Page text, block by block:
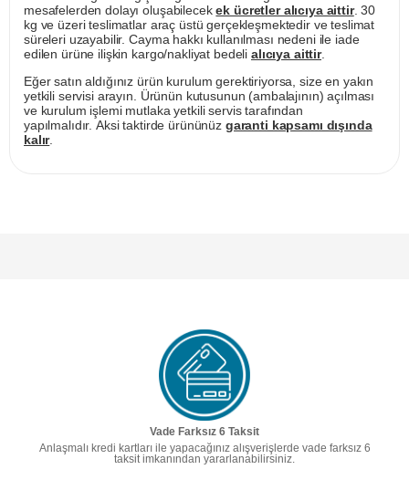
mesafelerden dolayı oluşabilecekek ücretler alıcıya aittir. 30
kg ve üzeri teslimatlar araç üstü gerçekleşmektedir ve teslimat
süreleri uzayabilir. Cayma hakkı kullanılması nedeni ile iade
edilen ürüne ilişkin kargo/nakliyat bedeli alıcıya aittir.
Eğer satın aldığınız ürün kurulum gerektiriyorsa, size en yakın
yetkili servisi arayın. Ürünün kutusunun (ambalajının) açılması
ve kurulum işlemi mutlaka yetkili servis tarafından
yapılmalıdır. Aksi taktirde ürününüz garanti kapsamı dışında
kalır.
Vade Farksız 6 Taksit
Anlaşmalı kredi kartları ile yapacağınız alışverişlerde vade farksız 6
taksit imkanından yararlanabilirsiniz.